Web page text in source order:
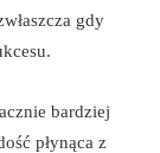
gdy
bardziej
płynąca z